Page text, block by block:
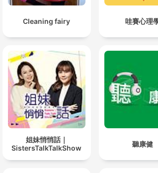
Cleaning fairy 哇賽心理
姐妹悄悄話｜
SistersTalkTalkShow
聽康健